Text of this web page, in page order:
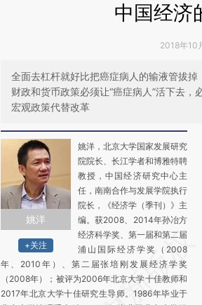
中国经济
2018年10
全面去杠杆就好比把癌症病人的输液管拔掉
财政和货币政策必须让“癌症病人”活下去
宏观政策代替改革
姚洋
+关注
姚洋，北京大学国家发展研究
院院长、长江学者和博雅特聘
教授，中国经济研究中心主
任，南南合作与发展学院执行
院长，《经济学（季刊）》主
编。获2008、2014年孙冶方
经济科学奖、第一届和第二届
浦山国际经济学奖（2008
年、2010年）、第二届张培刚发展经济学奖
（2008年）；被评为2006年北京大学十佳教师和
2017年北京大学十佳研究生导师。1986年毕业于